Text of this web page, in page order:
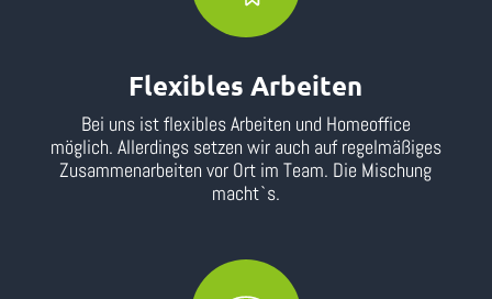
Flexibles Arbeiten
Bei uns ist flexibles Arbeiten und Homeoffice
möglich. Allerdings setzen wir auch auf regelmäßiges
Zusammenarbeiten vor Ort im Team. Die Mischung
macht`s.